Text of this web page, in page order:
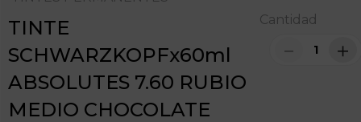
TINTE
SCHWARZKOPFx60ml
ABSOLUTES 7.60 RUBIO
MEDIO CHOCOLATE
Cantidad
＋
－